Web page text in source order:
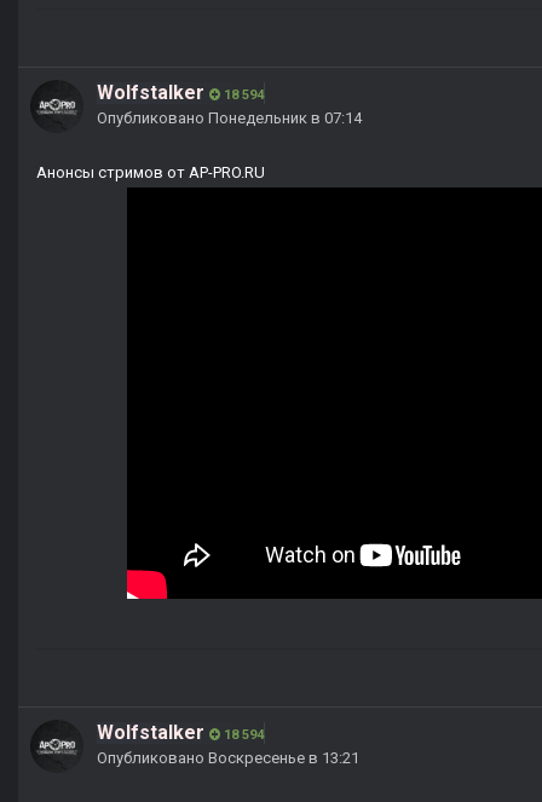
Wolfstalker 18 594
Опубликовано Понедельник в 07:14
Анонсы стримов от AP-PRO.RU
Wolfstalker 18 594
Опубликовано Воскресенье в 13:21